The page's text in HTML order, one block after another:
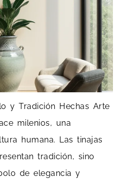
y Tradición Hechas Arte
milenios, una
humana. Las tinajas
tradición, sino
de elegancia y